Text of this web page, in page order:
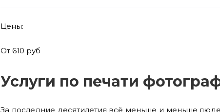
Цены:
От 610 руб
Услуги по печати
За последние десятилетия всё меньше и меньше